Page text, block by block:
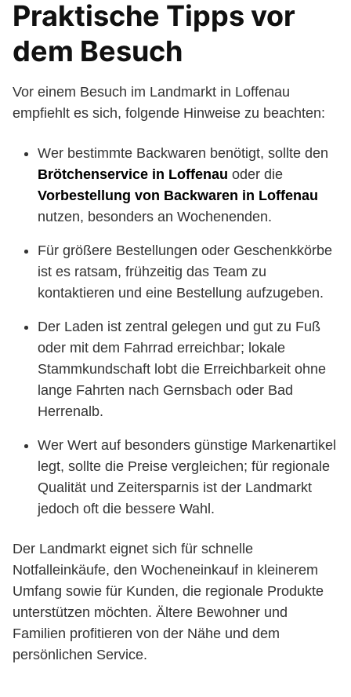
Praktische Tipps vor
dem Besuch
Vor einem Besuch im Landmarkt in Loffenau
empfiehlt es sich, folgende Hinweise zu beachten:
Wer bestimmte Backwaren benötigt, sollte den
Brötchenservice in Loffenau oder die
Vorbestellung von Backwaren in Loffenau
nutzen, besonders an Wochenenden.
Für größere Bestellungen oder Geschenkkörbe
ist es ratsam, frühzeitig das Team zu
kontaktieren und eine Bestellung aufzugeben.
Der Laden ist zentral gelegen und gut zu Fuß
oder mit dem Fahrrad erreichbar; lokale
Stammkundschaft lobt die Erreichbarkeit ohne
lange Fahrten nach Gernsbach oder Bad
Herrenalb.
Wer Wert auf besonders günstige Markenartikel
legt, sollte die Preise vergleichen; für regionale
Qualität und Zeitersparnis ist der Landmarkt
jedoch oft die bessere Wahl.
Der Landmarkt eignet sich für schnelle
Notfalleinkäufe, den Wocheneinkauf in kleinerem
Umfang sowie für Kunden, die regionale Produkte
unterstützen möchten. Ältere Bewohner und
Familien profitieren von der Nähe und dem
persönlichen Service.